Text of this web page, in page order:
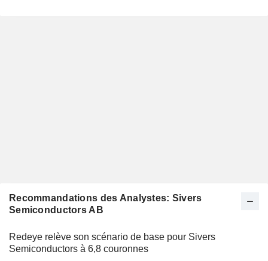
Recommandations des Analystes: Sivers
Semiconductors AB
Redeye relève son scénario de base pour Sivers
Semiconductors à 6,8 couronnes